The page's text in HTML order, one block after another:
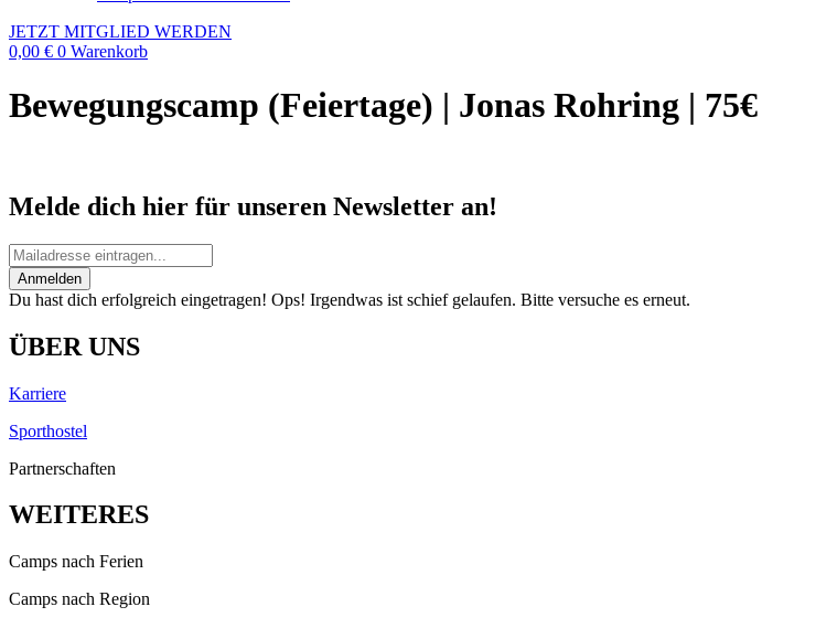
JETZT MITGLIED WERDEN
0,00 € 0 Warenkorb
Bewegungscamp (Feiertage) | Jonas Rohring | 75€
Melde dich hier für unseren Newsletter an!
Anmelden
Du hast dich erfolgreich eingetragen! Ops! Irgendwas ist schief gelaufen. Bitte versuche es erneut.
ÜBER UNS
Karriere
Sporthostel
Partnerschaften
WEITERES
Camps nach Ferien
Camps nach Region